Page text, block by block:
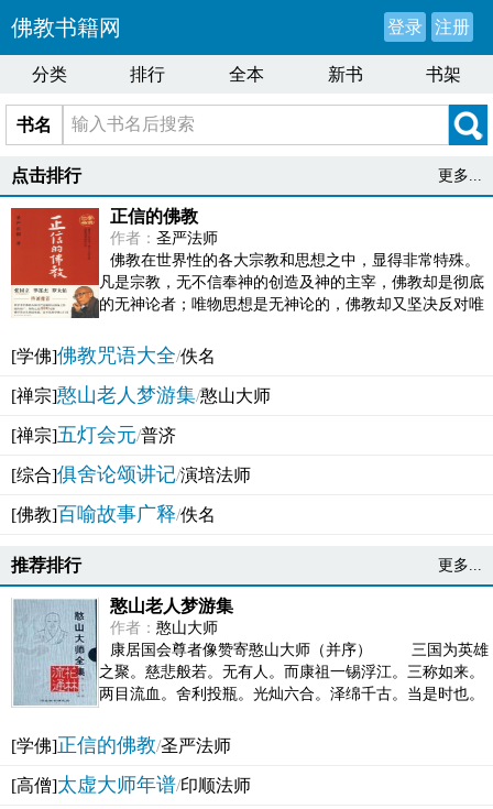
佛教书籍网 登录 注册
分类 排行 全本 新书 书架
书名
点击排行 更多...
正信的佛教
作者： 圣严法师
佛教在世界性的各大宗教和思想之中，显得非常特殊。
凡是宗教，无不信奉神的创造及神的主宰，佛教却是彻底
的无神论者；唯物思想是无神论的，佛教却又坚决反对唯
[学佛]佛教咒语大全/佚名
[禅宗]憨山老人梦游集/憨山大师
[禅宗]五灯会元/普济
[综合]俱舍论颂讲记/演培法师
[佛教]百喻故事广释/佚名
推荐排行 更多...
憨山老人梦游集
作者： 憨山大师
康居国会尊者像赞寄憨山大师（并序） 三国为英雄
之聚。慈悲般若。无有人。而康祖一锡浮江。三称如来。
两目流血。舍利投瓶。光灿六合。泽绵千古。当是时也。
[学佛]正信的佛教/圣严法师
[高僧]太虚大师年谱/印顺法师